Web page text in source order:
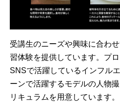
受講生のニーズや興味に合わ
習体験を提供しています。プ
SNSで活躍しているインフル
ーンで活躍するモデルの人物
リキュラムを用意しています。